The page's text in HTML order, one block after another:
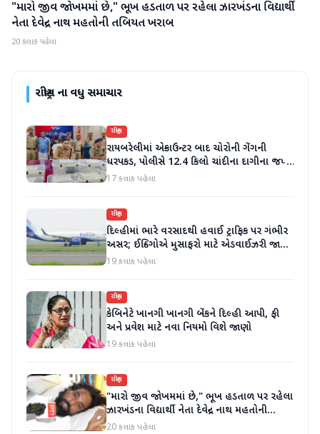
રાષ્ટ્રીય
"મારો જીવ જોખમમાં છે," ભૂખ હડતાળ પર રહેલા ઝારખંડના વિદ્યાર્થી
નેતા દેવેન્દ્ર નાથ મહતોની તબિયત ખરાબ
20 કલાક પહેલા
રાષ્ટ્રીયના વધુ સમાચાર
રાષ્ટ્રીય
રાયબરેલીમાં એન્કાઉન્ટર બાદ ચોરોની ગેંગની
ધરપકડ, પોલીસે 12.4 કિલો ચાંદીના દાગીના જપ્ત
કર્યા
17 કલાક પહેલા
રાષ્ટ્રીય
દિલ્હીમાં ભારે વરસાદથી હવાઈ ટ્રાફિક પર ગંભીર
અસર; ઈન્ડિગોએ મુસાફરો માટે એડવાઈઝરી જાહેર
કરી
19 કલાક પહેલા
રાષ્ટ્રીય
કેબિનેટે ખાનગી ખાનગી બેંકને દિલ્હી આપી, ફી
અને પ્રવેશ માટે નવા નિયમો વિશે જાણો
19 કલાક પહેલા
રાષ્ટ્રીય
"મારો જીવ જોખમમાં છે," ભૂખ હડતાળ પર રહેલા
ઝારખંડના વિદ્યાર્થી નેતા દેવેન્દ્ર નાથ મહતોની
તબિયત ખરાબ
20 કલાક પહેલા